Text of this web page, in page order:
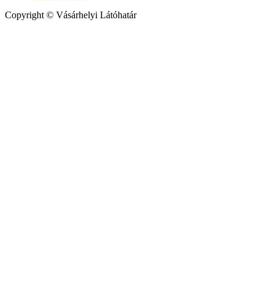
Copyright © Vásárhelyi Látóhatár